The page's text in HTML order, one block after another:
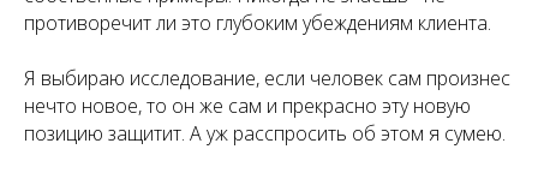
противоречит ли это глубоким убеждениям клиента.
Я выбираю исследование, если человек сам произнес
нечто новое, то он же сам и прекрасно эту новую
позицию защитит. А уж расспросить об этом я сумею.